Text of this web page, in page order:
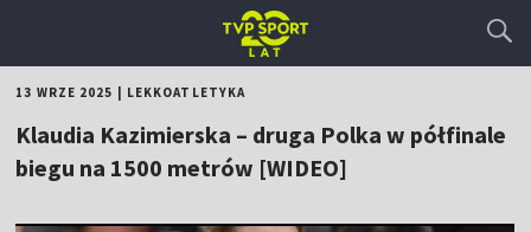
13 WRZE 2025 LEKKOATLETYKA
Klaudia Kazimierska – druga Polka w półfinale
biegu na 1500 metrów [WIDEO]